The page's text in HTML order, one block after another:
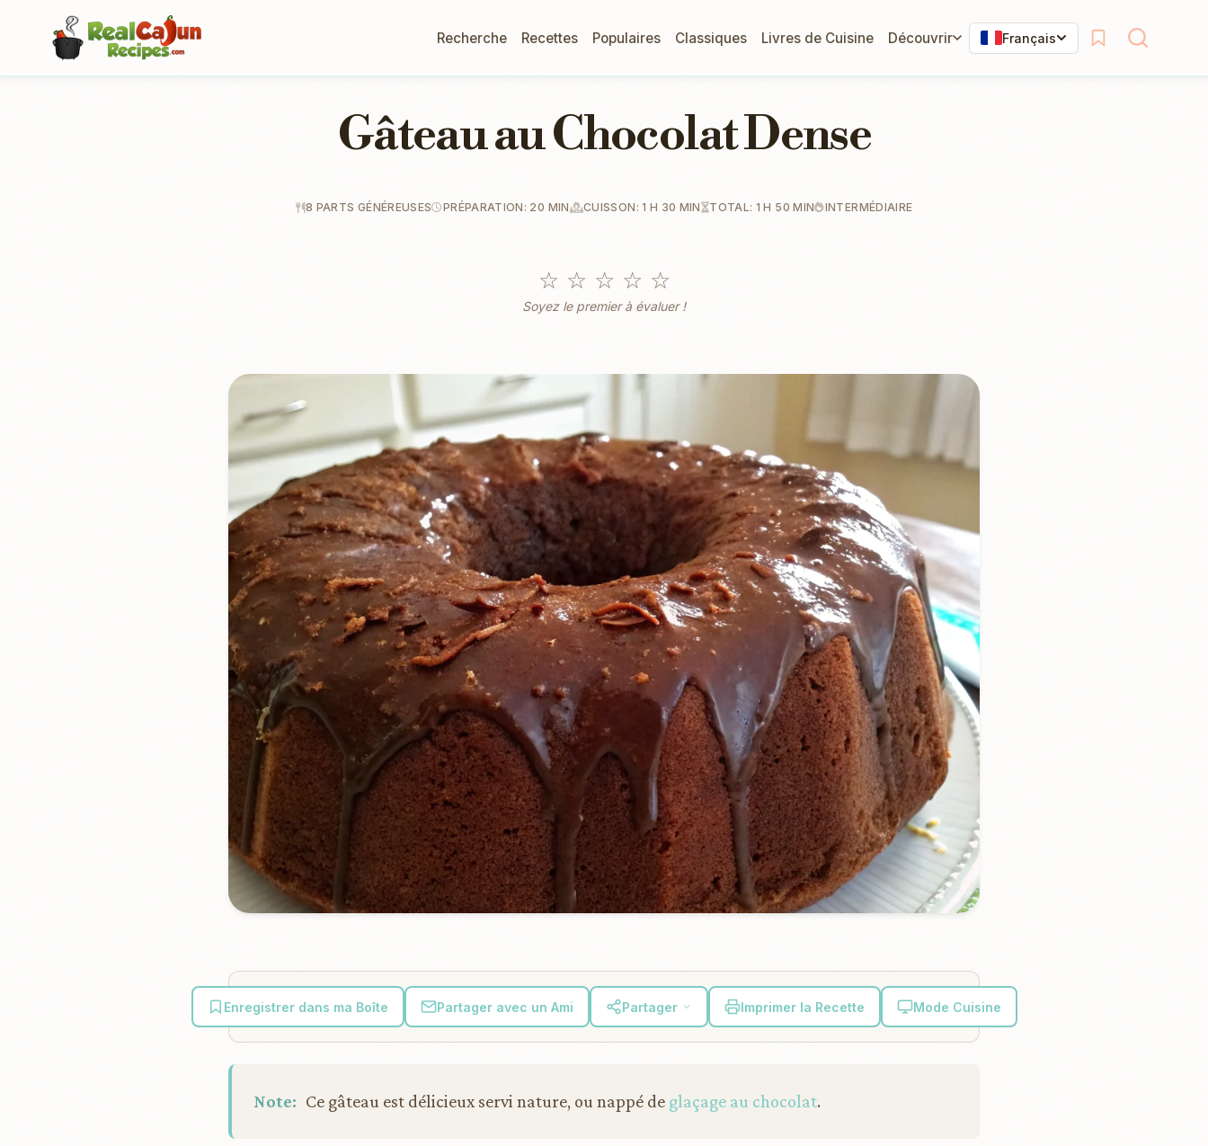
Recherche Recettes Populaires Classiques Livres de Cuisine Découvrir Français
Gâteau au Chocolat Dense
8 PARTS GÉNÉREUSES PRÉPARATION: 20 MIN CUISSON: 1 H 30 MIN TOTAL: 1 H 50 MIN INTERMÉDIAIRE
☆ ☆ ☆ ☆ ☆
Soyez le premier à évaluer !
Enregistrer dans ma Boîte Partager avec un Ami Partager Imprimer la Recette Mode Cuisine
Note: Ce gâteau est délicieux servi nature, ou nappé de glaçage au chocolat.